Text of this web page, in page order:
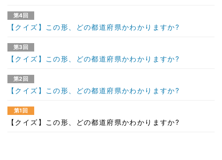
第4回
【クイズ】この形、どの都道府県かわかりますか?
第3回
【クイズ】この形、どの都道府県かわかりますか?
第2回
【クイズ】この形、どの都道府県かわかりますか?
第1回
【クイズ】この形、どの都道府県かわかりますか?